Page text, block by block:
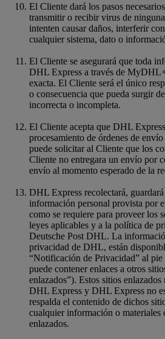
El Cliente dará los pasos
transmitir o recibir virus de
intenten causar daños, interferir
cualquier sistema, dato o
El Cliente se asegurará que toda
DHL Express a través de
exacta. El Cliente será el único
o consecuencia que pueda surgir
incorrecta o incompleta.
El Cliente acepta que DHL
procesamiento de órdenes de
puede solicitar al Cliente que los
Cliente no entregara un envío por
envío al momento esperado de la
DHL Express recolectará,
información personal provista por
como se requiere para proveer los
leyes aplicables y a la política de
Deutsche Post DHL. La
privacidad de DHL, están
“Notificación de Privacidad” al
puede contener enlaces a otros
enlazados”). Estos sitios
DHL Express y DHL Express no
respalda el contenido de dichos
cualquier información o materiales
enlazados.